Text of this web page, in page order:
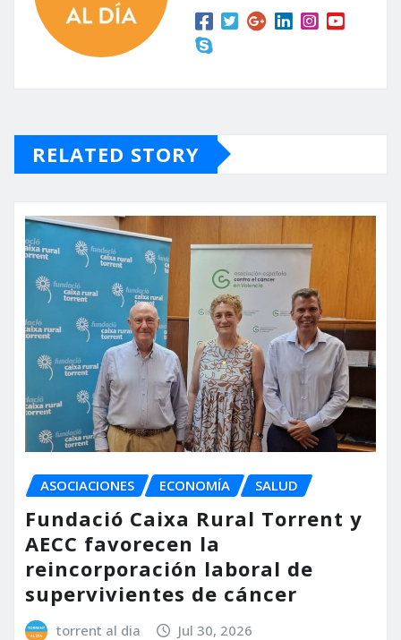
RELATED STORY
ASOCIACIONES ECONOMÍA SALUD
Fundació Caixa Rural Torrent y
AECC favorecen la
reincorporación laboral de
supervivientes de cáncer
torrent al dia Jul 30, 2026